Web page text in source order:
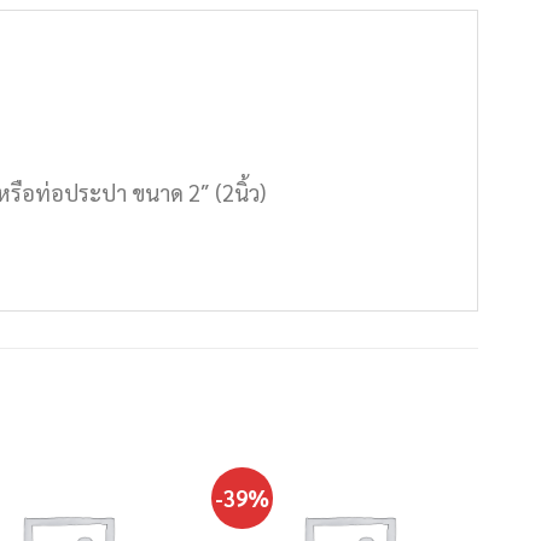
รือท่อประปา ขนาด 2″ (2นิ้ว)
-39%